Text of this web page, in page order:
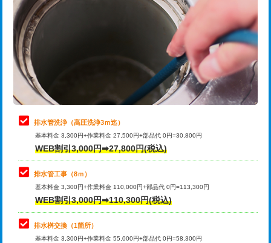
給水管工事※（ライニング鋼管・銅
管・ポリ管・HT管使用/3ｍ超え)
+8,800円
排水管工事（土の掘削・埋め戻し作
業）
11,000円~
排水管工事（排水管工事/3ｍまで） 55,000円
排水管工事（追加 排水管工事/3ｍ超
え）
マス交換（土の掘削・埋め戻し作業）
マス交換（深さ50㎝未満）
マス交換（深さ50㎝以上）
コンクリート斫り（厚さ10㎝まで）
カメラ調査 33,000円
桝清掃 8,800円
止水・漏水調査・防水処理・清掃・修
理・調整・分解・加工など（軽作業）
11,000円
止水・漏水調査・防水処理・清掃・修
理・調整・分解・加工など（中作業）
22,000円
止水・漏水調査・防水処理・清掃・修
理・調整・分解・加工など（重作業）
33,000円
その他部品の脱着
交換・取付（タンク）
交換・取付(単水栓（壁付・デッキ
式）)
排水管洗浄（高圧洗浄3ｍ迄）
基本料金 3,300円+作業料金 27,500円+部品代 0円=30,800円
WEB割引3,000円➡27,800円(税込)
排水管工事（8ｍ）
基本料金 3,300円+作業料金 110,000円+部品代 0円=113,300円
WEB割引3,000円➡110,300円(税込)
排水桝交換（1箇所）
基本料金 3,300円+作業料金 55,000円+部品代 0円=58,300円